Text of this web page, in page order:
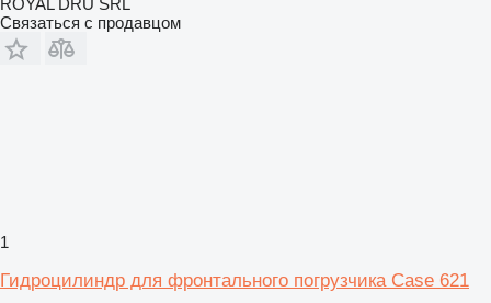
Связаться с продавцом
1
Гидроцилиндр для фронтального погрузчика Case 621